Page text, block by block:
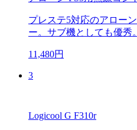
プレステ5対応のアロー
ー。サブ機としても優秀。
11,480円
3
Logicool G F310r